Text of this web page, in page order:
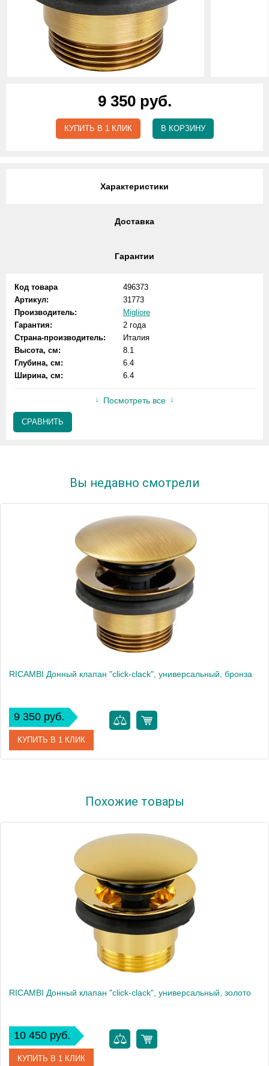
9 350 руб.
КУПИТЬ В 1 КЛИК В КОРЗИНУ
Характеристики
Доставка
Гарантии
Код товара
496373
Артикул:
31773
Производитель:
Migliore
Гарантия:
2 года
Страна-производитель:
Италия
Высота, см:
8.1
Глубина, см:
6.4
Ширина, см:
6.4
Посмотреть все
СРАВНИТЬ
Вы недавно смотрели
RICAMBI Донный клапан "click-clack", универсальный, бронза
9 350 руб.
КУПИТЬ В 1 КЛИК
Высота, см 8.1000
Похожие товары
RICAMBI Донный клапан "click-clack", универсальный, золото
10 450 руб.
КУПИТЬ В 1 КЛИК